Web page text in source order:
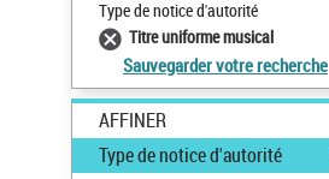
Type de notice d'autorité
Titre uniforme musical
Sauvegarder votre recherche
AFFINER
Type de notice d'autorité